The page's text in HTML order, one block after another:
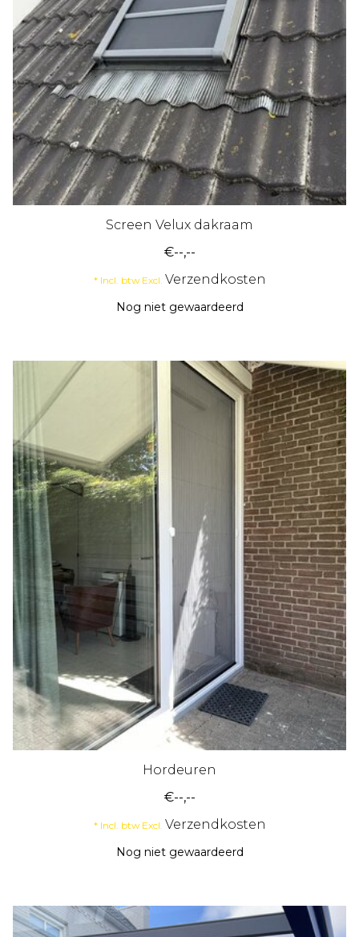
Screen Velux dakraam
€--,--
* Incl. btw Excl. Verzendkosten
Nog niet gewaardeerd
Hordeuren
€--,--
* Incl. btw Excl. Verzendkosten
Nog niet gewaardeerd